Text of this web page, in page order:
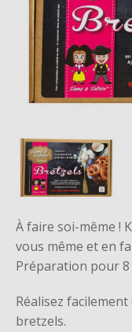
À faire soi-même !
vous même et en
Préparation pour 8
Réalisez
bretzels.